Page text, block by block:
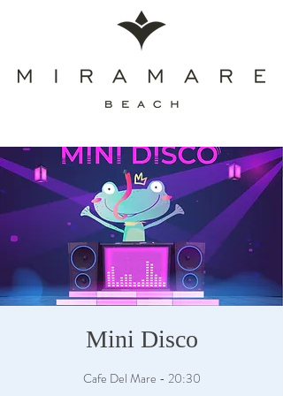
Mini Disco
Cafe Del Mare - 20:30